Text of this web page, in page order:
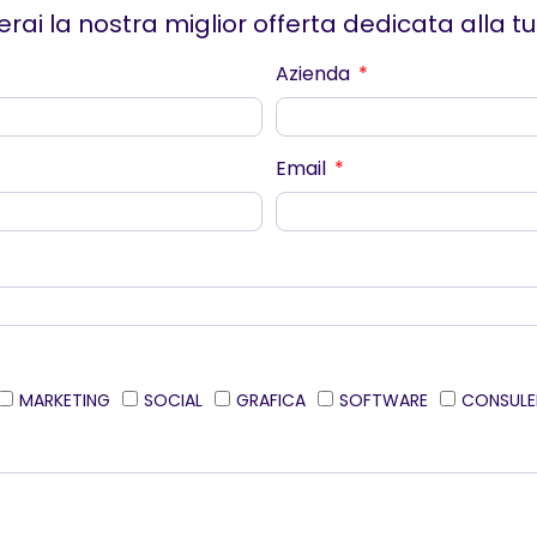
la nostra miglior offerta dedicata alla
Azienda
Email
MARKETING SOCIAL GRAFICA SOFTWARE